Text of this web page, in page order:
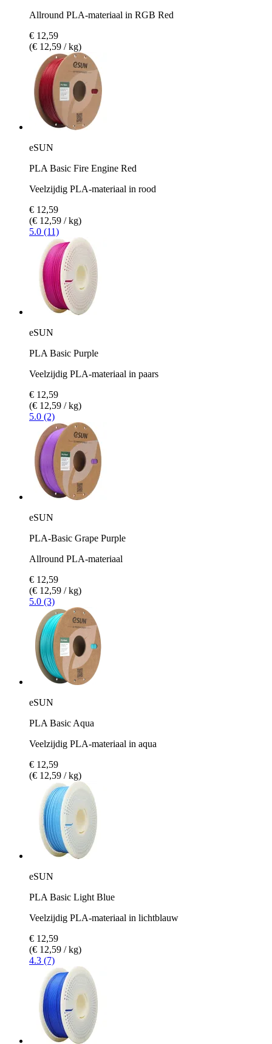
Allround PLA-materiaal in RGB Red
€ 12,59
(€ 12,59 / kg)
eSUN
PLA Basic Fire Engine Red
Veelzijdig PLA-materiaal in rood
€ 12,59
(€ 12,59 / kg)
5.0 (11)
eSUN
PLA Basic Purple
Veelzijdig PLA-materiaal in paars
€ 12,59
(€ 12,59 / kg)
5.0 (2)
eSUN
PLA-Basic Grape Purple
Allround PLA-materiaal
€ 12,59
(€ 12,59 / kg)
5.0 (3)
eSUN
PLA Basic Aqua
Veelzijdig PLA-materiaal in aqua
€ 12,59
(€ 12,59 / kg)
eSUN
PLA Basic Light Blue
Veelzijdig PLA-materiaal in lichtblauw
€ 12,59
(€ 12,59 / kg)
4.3 (7)